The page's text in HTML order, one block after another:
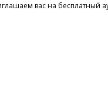
вac нa